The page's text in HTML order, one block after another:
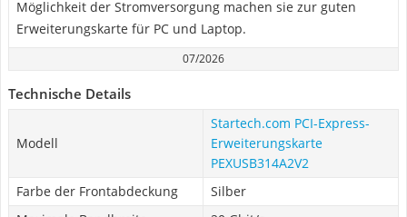
Möglichkeit der Stromversorgung machen sie zur guten
Erweiterungskarte für PC und Laptop.
07/2026
Technische Details
Modell
Startech.com PCI-Express-
Erweiterungskarte
PEXUSB314A2V2
Farbe der Frontabdeckung
Silber